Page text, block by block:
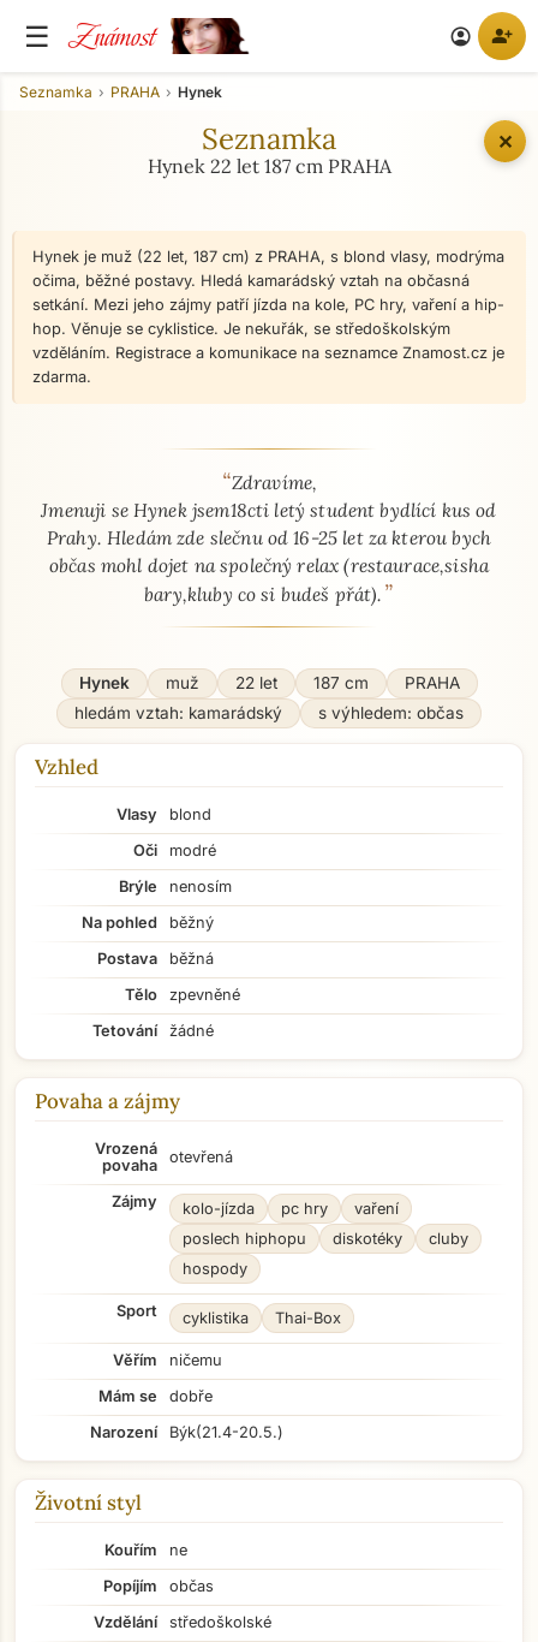
☰ Známost account_circle person_add
✕
Seznamka PRAHA Hynek
Seznamka
Hynek 22 let 187 cm PRAHA
Hynek je muž (22 let, 187 cm) z PRAHA, s blond vlasy, modrýma
očima, běžné postavy. Hledá kamarádský vztah na občasná
setkání. Mezi jeho zájmy patří jízda na kole, PC hry, vaření a hip-
hop. Věnuje se cyklistice. Je nekuřák, se středoškolským
vzděláním. Registrace a komunikace na seznamce Znamost.cz je
zdarma.
O mně - seznamka profil
“Zdravíme,
Jmenuji se Hynek jsem18cti letý student bydlící kus od
Prahy. Hledám zde slečnu od 16-25 let za kterou bych
občas mohl dojet na společný relax (restaurace,sisha
bary,kluby co si budeš přát). ”
Hynek muž 22 let 187 cm
PRAHA
hledám vztah: kamarádský
s výhledem: občas
Vzhled
Vlasy
blond
Oči
modré
Brýle
nenosím
Na pohled
běžný
Postava
běžná
Tělo
zpevněné
Tetování
žádné
Povaha a zájmy
Vrozená
povaha
otevřená
Zájmy kolo-jízda pc hry
vaření
poslech hiphopu
diskotéky
cluby
hospody
Sport cyklistika Thai-Box
Věřím
ničemu
Mám se
dobře
Narození
Býk(21.4-20.5.)
Životní styl
Kouřím
ne
Popíjím
občas
Vzdělání
středoškolské